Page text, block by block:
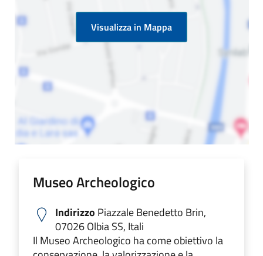
Visualizza in Mappa
Museo Archeologico
Indirizzo Piazzale Benedetto Brin,
07026 Olbia SS, Itali
Il Museo Archeologico ha come obiettivo la